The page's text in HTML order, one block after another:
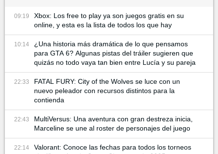
09:19
Xbox: Los free to play ya son juegos gratis en su
online, y esta es la lista de todos los que hay
10:14
¿Una historia más dramática de lo que pensamos
para GTA 6? Algunas pistas del tráiler sugieren que
quizás no todo vaya tan bien entre Lucía y su pareja
22:33
FATAL FURY: City of the Wolves se luce con un
nuevo peleador con recursos distintos para la
contienda
22:43
MultiVersus: Una aventura con gran destreza inicia,
Marceline se une al roster de personajes del juego
22:14
Valorant: Conoce las fechas para todos los torneos